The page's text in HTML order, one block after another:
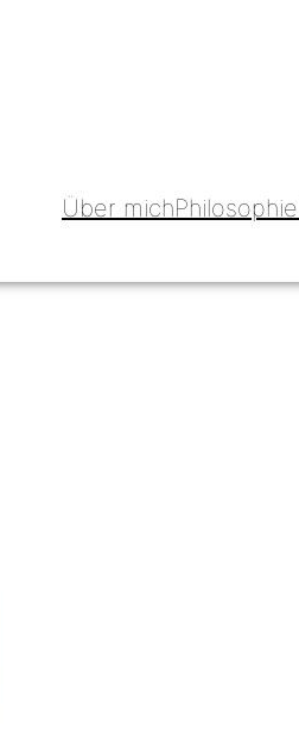
Über michPhilosophie